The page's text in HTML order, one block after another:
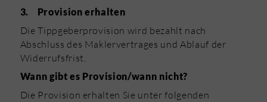
3. Provision erhalten
Die Tippgeberprovision wird bezahlt nach
Abschluss des Maklervertrages und Ablauf der
Widerrufsfrist.
Wann gibt es Provision/wann nicht?
Die Provision erhalten Sie unter folgenden